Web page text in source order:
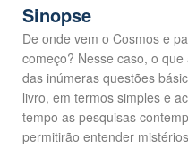
Sinopse
De onde vem o Cosmos e
começo? Nesse caso, o
das inúmeras questões
livro, em termos simples e
tempo as pesquisas
permitirão entender